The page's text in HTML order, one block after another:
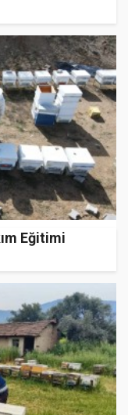
Eğitimi